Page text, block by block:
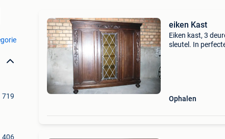
719
406
eiken Kast
Eiken kast, 3
sleutel. In
Ophalen